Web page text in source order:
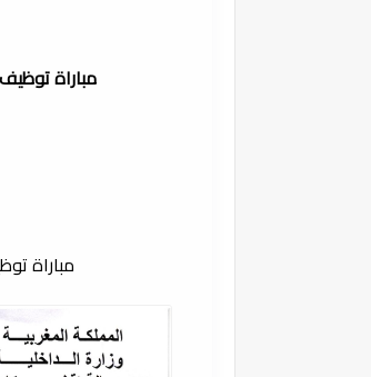
مباراة توظيف 3 تقنيين من الدرجة الثالثة بجماعة سيدي بوهرية إقليم بركان 2024
مباراة توظيف 3 تقنيين من الدرجة الثالثة بجماعة